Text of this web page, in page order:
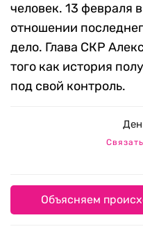
человек. 13 февраля
отношении
дело. Глава СКР
того как история
под свой контроль.
Объясняем